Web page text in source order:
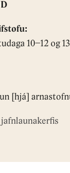
10−12 og
[hjá]